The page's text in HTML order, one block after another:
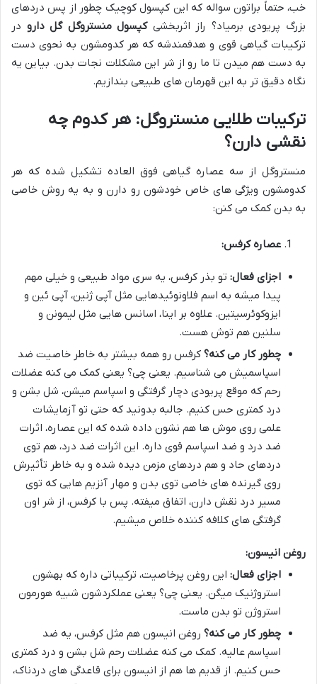
خب، حتماً براتون سواله که این کپسول کوچیک چطور از پس دردهای
بزرگ پریودی برمیاد؟ راز اثربخشیکپسول منستروگل گل دارو در
ترکیبات گیاهی قوی و هدفمندشه که هر کدومشون به نحوی دست
به دست هم میدن تا ما رو از شر این مشکلات نجات بدن. بیاین یه
نگاه دقیق تر به این قهرمان های طبیعی بندازیم.
ترکیبات طلایی منستروگل: هر کدوم چه
نقشی دارن؟
منستروگل از سه عصاره گیاهی فوق العاده تشکیل شده که هر
کدومشون ویژگی های خاص خودشون رو دارن و به یه روش خاصی
به بدن کمک می کنن:
عصاره کرفس:
اجزای فعال: تو بذر کرفس، یه سری مواد طبیعی و خیلی مهم
پیدا میشه به اسم فلاونوئیدهایی مثل آپی ژنین، آپی ئین و
ایزوکوئرسیتین. علاوه بر اینا، اسانس هایی مثل لیمونن و
سلنین هم توش هست.
چطور کار می کنه؟ کرفس رو همه بیشتر به خاطر خاصیت ضد
اسپاسمیش می شناسیم. یعنی چی؟ یعنی کمک می کنه عضلات
رحم که موقع پریودی دچار گرفتگی و اسپاسم میشن، شل بشن و
درد کمتری حس کنیم. جالبه بدونید که حتی تو آزمایشات
علمی روی موش ها هم نشون داده شده که این عصاره، اثرات
ضد درد و ضد اسپاسم قوی داره. این اثرات ضد درد، هم توی
دردهای حاد و هم دردهای مزمن دیده شده و به خاطر تأثیرش
روی گیرنده های خاصی توی بدن و مهار آنزیم هایی که توی
مسیر درد نقش دارن، اتفاق میفته. پس با کرفس، از شر اون
گرفتگی های کلافه کننده خلاص میشیم.
روغن انیسون:
اجزای فعال: این روغن پرخاصیت، ترکیباتی داره که بهشون
استروژنیک میگن. یعنی چی؟ یعنی عملکردشون شبیه هورمون
استروژن تو بدن ماست.
چطور کار می کنه؟ روغن انیسون هم مثل کرفس، یه ضد
اسپاسم عالیه. کمک می کنه عضلات رحم شل بشن و درد کمتری
حس کنیم. از قدیم ها هم از انیسون برای قاعدگی های دردناک،